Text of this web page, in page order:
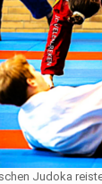
Judoka